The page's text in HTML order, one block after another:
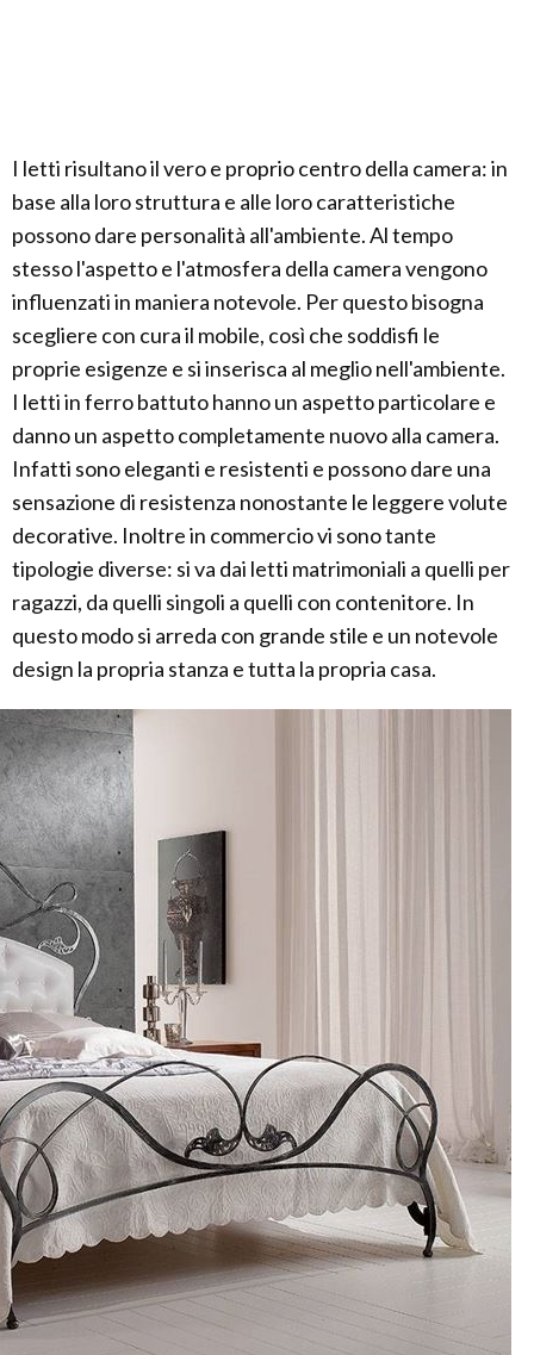
I letti risultano il vero e proprio centro della camera: in
base alla loro struttura e alle loro caratteristiche
possono dare personalità all'ambiente. Al tempo
stesso l'aspetto e l'atmosfera della camera vengono
influenzati in maniera notevole. Per questo bisogna
scegliere con cura il mobile, così che soddisfi le
proprie esigenze e si inserisca al meglio nell'ambiente.
I letti in ferro battuto hanno un aspetto particolare e
danno un aspetto completamente nuovo alla camera.
Infatti sono eleganti e resistenti e possono dare una
sensazione di resistenza nonostante le leggere volute
decorative. Inoltre in commercio vi sono tante
tipologie diverse: si va dai letti matrimoniali a quelli per
ragazzi, da quelli singoli a quelli con contenitore. In
questo modo si arreda con grande stile e un notevole
design la propria stanza e tutta la propria casa.